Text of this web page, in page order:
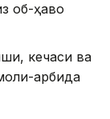
об-ҳаво
кечаси ва
ғарбида